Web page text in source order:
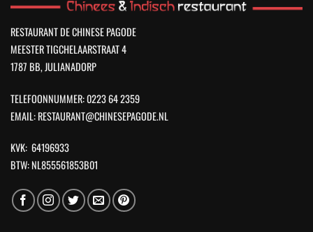
RESTAURANT DE CHINESE PAGODE
MEESTER TIGCHELAARSTRAAT 4
1787 BB, JULIANADORP
TELEFOONNUMMER: 0223 64 2359
EMAIL: RESTAURANT@CHINESEPAGODE.NL
KVK: 64196933
BTW: NL855561853B01